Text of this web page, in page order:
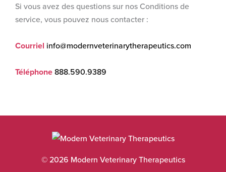
Si vous avez des questions sur nos Conditions de
service, vous pouvez nous contacter :
Courriel info@modernveterinarytherapeutics.com
Téléphone888.590.9389
© 2026 Modern Veterinary Therapeutics